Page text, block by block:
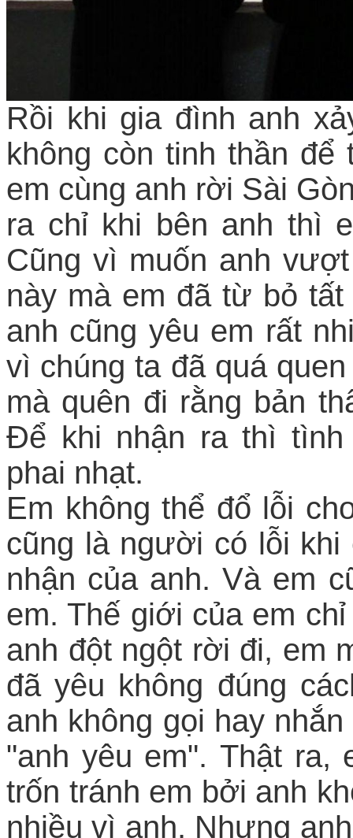
Rồi khi gia đình anh
không còn tinh thần
em cùng anh rời Sài
ra chỉ khi bên anh thì
Cũng vì muốn anh
này mà em đã từ bỏ
anh cũng yêu em rất
vì chúng ta đã quá
mà quên đi rằng bản
Để khi nhận ra thì tình
phai nhạt.
Em không thể đổ lỗi
cũng là người có lỗi khi
nhận của anh. Và em
em. Thế giới của em
anh đột ngột rời đi, em
đã yêu không đúng
anh không gọi hay
"anh yêu em". Thật ra,
trốn tránh em bởi anh
nhiều vì anh. Nhưng